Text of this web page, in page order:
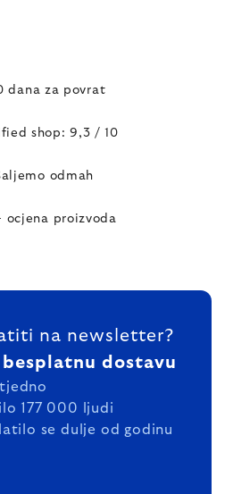
dana za povrat
shop: 9,3 / 10
odmah
ocjena proizvoda
na newsletter?
dostavu
177 000 ljudi
se dulje od godinu